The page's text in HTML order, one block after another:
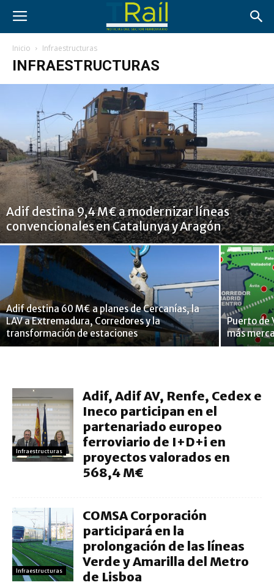
Inicio Infraestructuras
INFRAESTRUCTURAS
Adif destina 9,4 M€ a modernizar líneas
convencionales en Catalunya y Aragón
Adif destina 60 M€ a planes de Cercanías, la
LAV a Extremadura, Corredores y la
transformación de estaciones
Puerto de
más
Infraestructuras
Adif, Adif AV, Renfe, Cedex e
Ineco participan en el
partenariado europeo
ferroviario de I+D+i en
proyectos valorados en
568,4 M€
Infraestructuras
COMSA Corporación
participará en la
prolongación de las líneas
Verde y Amarilla del Metro
de Lisboa